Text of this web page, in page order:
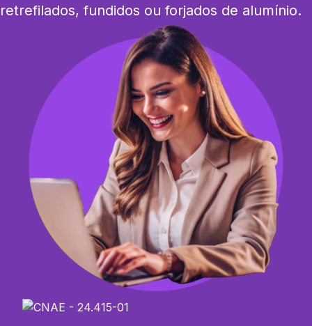
retrefilados, fundidos ou forjados de alumínio.